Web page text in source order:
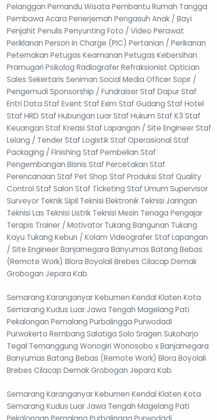
Pelanggan Pemandu Wisata Pembantu Rumah Tangga
Pembawa Acara Penerjemah Pengasuh Anak / Bayi
Penjahit Penulis Penyunting Foto / Video Perawat
Periklanan Person in Charge (PIC) Pertanian / Perikanan
Peternakan Petugas Keamanan Petugas Kebersihan
Pramugari Psikolog Radiografer Refraksionist Optician
Sales Sekertaris Seniman Social Media Officer Sopir /
Pengemudi Sponsorship / Fundraiser Staf Dapur Staf
Entri Data Staf Event Staf Exim Staf Gudang Staf Hotel
Staf HRD Staf Hubungan Luar Staf Hukum Staf K3 Staf
Keuangan Staf Kreasi Staf Lapangan / Site Engineer Staf
Lelang / Tender Staf Logistik Staf Operasional Staf
Packaging / Finishing Staf Pembelian Staf
Pengembangan Bisnis Staf Percetakan Staf
Perencanaan Staf Pet Shop Staf Produksi Staf Quality
Control Staf Salon Staf Ticketing Staf Umum Supervisor
Surveyor Teknik Sipil Teknisi Elektronik Teknisi Jaringan
Teknisi Las Teknisi Listrik Teknisi Mesin Tenaga Pengajar
Terapis Trainer / Motivator Tukang Bangunan Tukang
Kayu Tukang Kebun / Kolam Videografer Staf Lapangan
/ Site Engineer Banjarnegara Banyumas Batang Bebas
(Remote Work) Blora Boyolali Brebes Cilacap Demak
Grobogan Jepara Kab.
Semarang Karanganyar Kebumen Kendal Klaten Kota
Semarang Kudus Luar Jawa Tengah Magelang Pati
Pekalongan Pemalang Purbalingga Purwodadi
Purwokerto Rembang Salatiga Solo Sragen Sukoharjo
Tegal Temanggung Wonogiri Wonosobo x Banjarnegara
Banyumas Batang Bebas (Remote Work) Blora Boyolali
Brebes Cilacap Demak Grobogan Jepara Kab.
Semarang Karanganyar Kebumen Kendal Klaten Kota
Semarang Kudus Luar Jawa Tengah Magelang Pati